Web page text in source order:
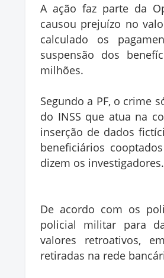
A ação faz parte da
causou prejuízo no
calculado os
suspensão dos
milhões.
Segundo a PF, o crime
do INSS que atua na
inserção de dados
beneficiários
dizem os investigadores.
De acordo com os
policial militar para
valores retroativos,
retiradas na rede